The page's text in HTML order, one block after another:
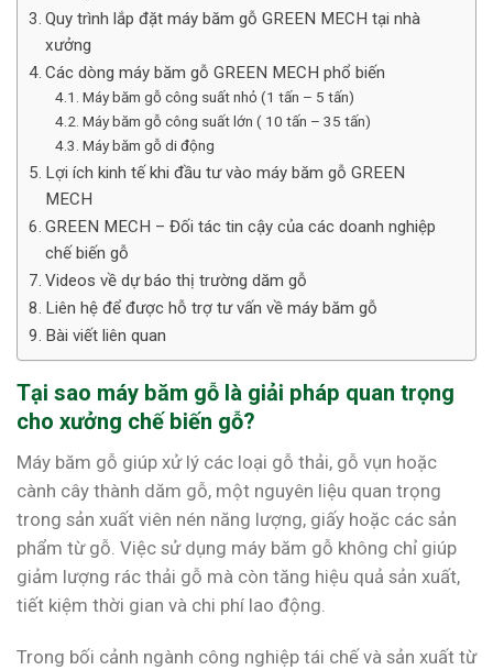
Quy trình lắp đặt máy băm gỗ GREEN MECH tại nhà
xưởng
Các dòng máy băm gỗ GREEN MECH phổ biến
Máy băm gỗ công suất nhỏ (1 tấn – 5 tấn)
Máy băm gỗ công suất lớn ( 10 tấn – 35 tấn)
Máy băm gỗ di động
Lợi ích kinh tế khi đầu tư vào máy băm gỗ GREEN
MECH
GREEN MECH – Đối tác tin cậy của các doanh nghiệp
chế biến gỗ
Videos về dự báo thị trường dăm gỗ
Liên hệ để được hỗ trợ tư vấn về máy băm gỗ
Bài viết liên quan
Tại sao máy băm gỗ là giải pháp quan trọng
cho xưởng chế biến gỗ?
Máy băm gỗ giúp xử lý các loại gỗ thải, gỗ vụn hoặc
cành cây thành dăm gỗ, một nguyên liệu quan trọng
trong sản xuất viên nén năng lượng, giấy hoặc các sản
phẩm từ gỗ. Việc sử dụng máy băm gỗ không chỉ giúp
giảm lượng rác thải gỗ mà còn tăng hiệu quả sản xuất,
tiết kiệm thời gian và chi phí lao động.
Trong bối cảnh ngành công nghiệp tái chế và sản xuất từ